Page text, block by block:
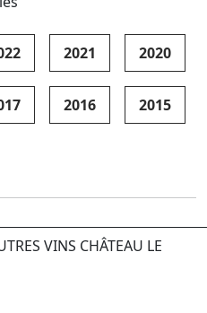
2021 2020
2016 2015
VINS CHÂTEAU LE